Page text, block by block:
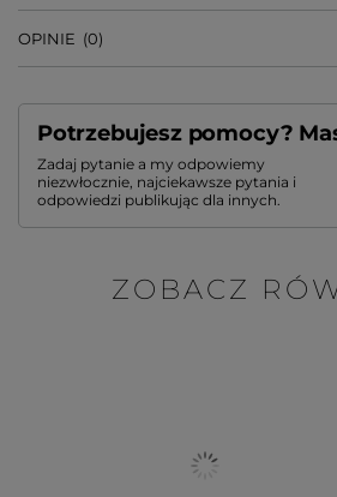
OPINIE (0)
Potrzebujesz pomocy?
Zadaj pytanie a my odpowiemy
niezwłocznie, najciekawsze pytania i
odpowiedzi publikując dla innych.
ZOBACZ